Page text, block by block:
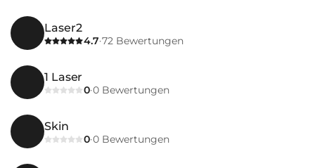
Laser2
4.7·72 Bewertungen
1 Laser
0·0 Bewertungen
Skin
0·0 Bewertungen